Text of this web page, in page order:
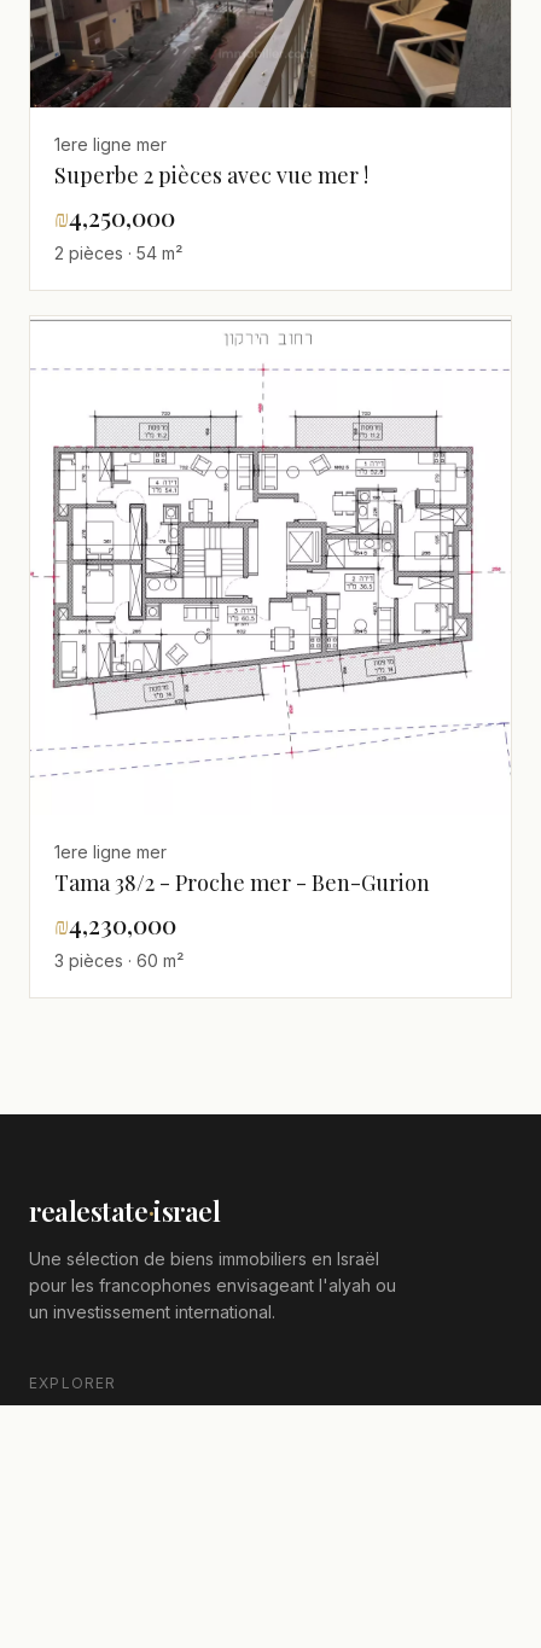
1ere ligne mer
Superbe 2 pièces avec vue mer !
₪4,250,000
2 pièces · 54 m²
1ere ligne mer
Tama 38/2 - Proche mer - Ben-Gurion
₪4,230,000
3 pièces · 60 m²
realestate·israel
Une sélection de biens immobiliers en Israël
pour les francophones envisageant l'alyah ou
un investissement international.
EXPLORER